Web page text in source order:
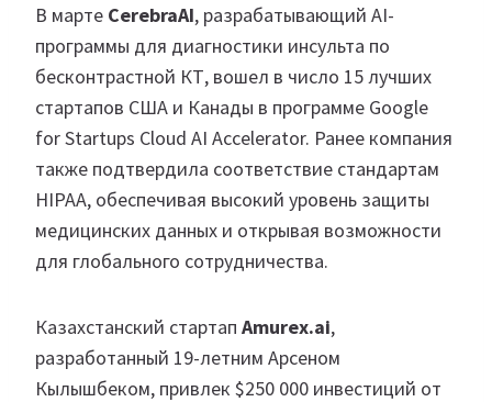
В марте CerebraAI, разрабатывающий AI-
программы для диагностики инсульта по
бесконтрастной КТ, вошел в число 15 лучших
стартапов США и Канады в программе Google
for Startups Cloud AI Accelerator. Ранее компания
также подтвердила соответствие стандартам
HIPAA, обеспечивая высокий уровень защиты
медицинских данных и открывая возможности
для глобального сотрудничества.
Казахстанский стартап Amurex.ai,
разработанный 19-летним Арсеном
Кылышбеком, привлек $250 000 инвестиций от